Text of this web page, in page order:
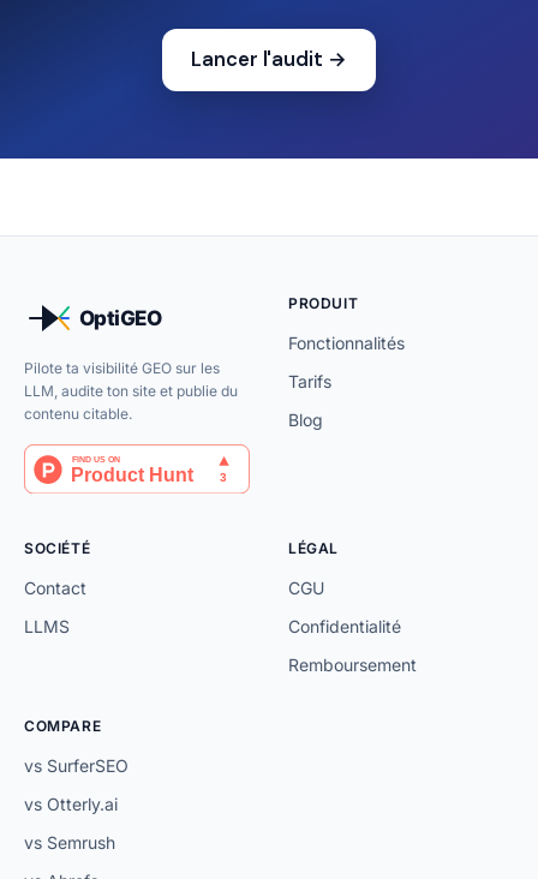
Lancer l'audit →
Pilote ta visibilité GEO sur les
LLM, audite ton site et publie du
contenu citable.
PRODUIT
Fonctionnalités
Tarifs
Blog
SOCIÉTÉ
Contact
LLMS
LÉGAL
CGU
Confidentialité
Remboursement
COMPARE
vs SurferSEO
vs Otterly.ai
vs Semrush